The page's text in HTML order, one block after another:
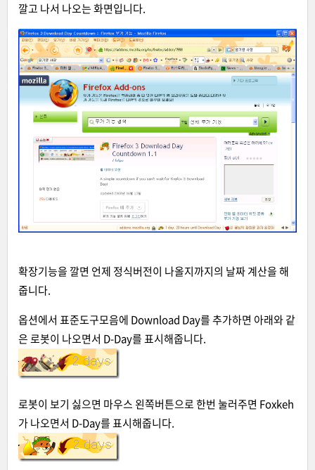
깔고 나서 나오는 화면입니다.
확장기능을 깔면 언제 정식버전이 나올지까지의 날짜 계산을 해
줍니다.
옵션에서 표준도구모음에 Download Day를 추가하면 아래와 같
은 로봇이 나오면서 D-Day를 표시해줍니다.
로봇이 보기 싫으면 마우스 왼쪽버튼으로 한번 눌러주면 Foxkeh
가 나오면서 D-Day를 표시해줍니다.